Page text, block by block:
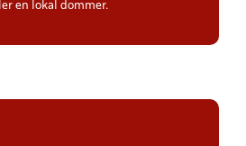
en lokal dommer.